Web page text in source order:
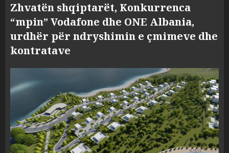
Zhvatën shqiptarët, Konkurrenca
“mpin” Vodafone dhe ONE Albania,
urdhër për ndryshimin e çmimeve dhe
kontratave